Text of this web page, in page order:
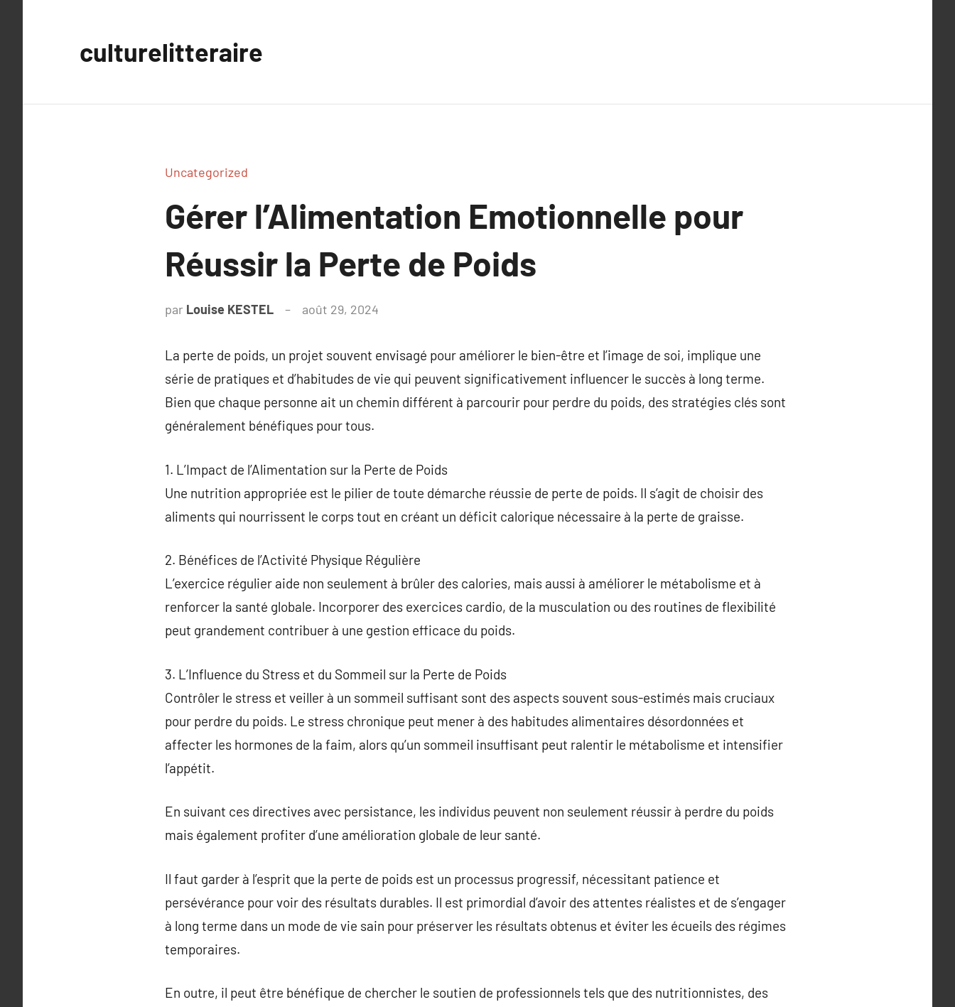
culturelitteraire
Uncategorized
Gérer l’Alimentation Emotionnelle pour
Réussir la Perte de Poids
par Louise KESTEL août 29, 2024
La perte de poids, un projet souvent envisagé pour améliorer le bien-être et l’image de soi, implique une
série de pratiques et d’habitudes de vie qui peuvent significativement influencer le succès à long terme.
Bien que chaque personne ait un chemin différent à parcourir pour perdre du poids, des stratégies clés sont
généralement bénéfiques pour tous.
1. L’Impact de l’Alimentation sur la Perte de Poids
Une nutrition appropriée est le pilier de toute démarche réussie de perte de poids. Il s’agit de choisir des
aliments qui nourrissent le corps tout en créant un déficit calorique nécessaire à la perte de graisse.
2. Bénéfices de l’Activité Physique Régulière
L’exercice régulier aide non seulement à brûler des calories, mais aussi à améliorer le métabolisme et à
renforcer la santé globale. Incorporer des exercices cardio, de la musculation ou des routines de flexibilité
peut grandement contribuer à une gestion efficace du poids.
3. L’Influence du Stress et du Sommeil sur la Perte de Poids
Contrôler le stress et veiller à un sommeil suffisant sont des aspects souvent sous-estimés mais cruciaux
pour perdre du poids. Le stress chronique peut mener à des habitudes alimentaires désordonnées et
affecter les hormones de la faim, alors qu’un sommeil insuffisant peut ralentir le métabolisme et intensifier
l’appétit.
En suivant ces directives avec persistance, les individus peuvent non seulement réussir à perdre du poids
mais également profiter d’une amélioration globale de leur santé.
Il faut garder à l’esprit que la perte de poids est un processus progressif, nécessitant patience et
persévérance pour voir des résultats durables. Il est primordial d’avoir des attentes réalistes et de s’engager
à long terme dans un mode de vie sain pour préserver les résultats obtenus et éviter les écueils des régimes
temporaires.
En outre, il peut être bénéfique de chercher le soutien de professionnels tels que des nutritionnistes, des